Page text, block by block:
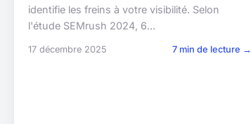
identifie les freins à votre visibilité. Selon
l'étude SEMrush 2024, 6...
17 décembre 2025 7 min de lecture →